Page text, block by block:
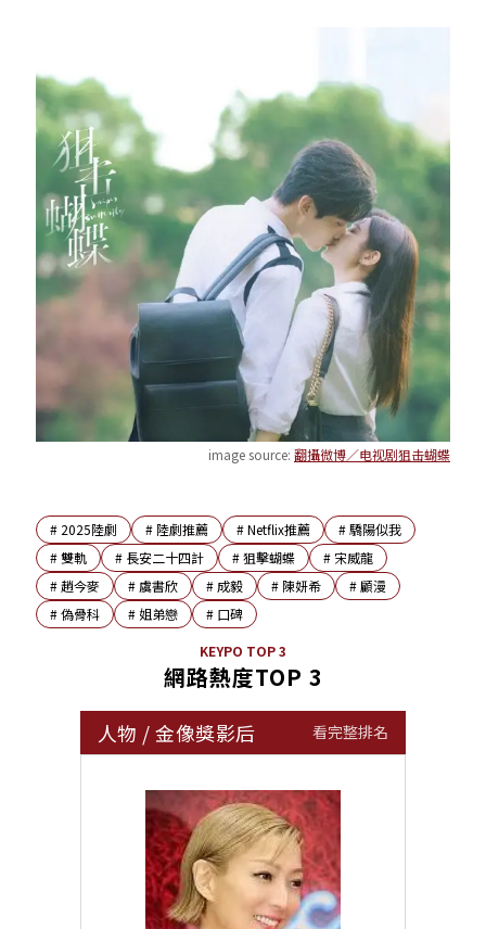
image source: 翻攝微博／电视剧狙击蝴蝶
# 2025陸劇 # 陸劇推薦 #Netflix推薦 #驕陽似我
#雙軌 # 長安二十四計 #狙擊蝴蝶 # 宋威龍
#趙今麥 # 虞書欣 # 成毅 # 陳妍希 #顧漫
#偽骨科 #姐弟戀 # 口碑
KEYPO TOP 3
網路熱度TOP 3
人物 /金像獎影后 看完整排名